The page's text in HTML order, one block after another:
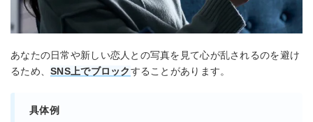
あなたの日常や新しい恋人との写真を見て心が乱されるのを避け
るため、SNS上でブロックすることがあります。
具体例